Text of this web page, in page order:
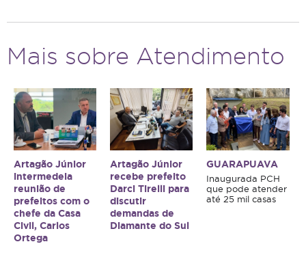
Mais sobre Atendimento
Artagão Júnior
intermedeia
reunião de
prefeitos com o
chefe da Casa
Civil, Carlos
Ortega
Artagão Júnior
recebe prefeito
Darci Tirelli para
discutir
demandas de
Diamante do Sul
GUARAPUAVA
Inaugurada PCH
que pode atender
até 25 mil casas